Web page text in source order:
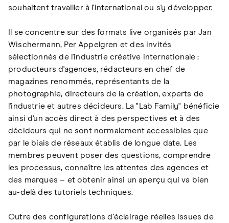
souhaitent travailler à l'international ou s'y développer.
Il se concentre sur des formats live organisés par Jan
Wischermann, Per Appelgren et des invités
sélectionnés de l'industrie créative internationale :
producteurs d'agences, rédacteurs en chef de
magazines renommés, représentants de la
photographie, directeurs de la création, experts de
l'industrie et autres décideurs. La "Lab Family" bénéficie
ainsi d'un accès direct à des perspectives et à des
décideurs qui ne sont normalement accessibles que
par le biais de réseaux établis de longue date. Les
membres peuvent poser des questions, comprendre
les processus, connaître les attentes des agences et
des marques – et obtenir ainsi un aperçu qui va bien
au-delà des tutoriels techniques.
Outre des configurations d'éclairage réelles issues de